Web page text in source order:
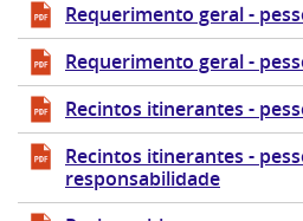
Requerimento geral -
Requerimento geral -
Recintos itinerantes -
Recintos itinerantes -
responsabilidade